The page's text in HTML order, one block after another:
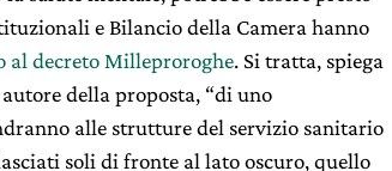
e Bilancio della Camera hanno
al decreto Milleproroghe. Si tratta, spiega
autore della proposta, “di uno
alle strutture del servizio sanitario
soli di fronte al lato oscuro, quello